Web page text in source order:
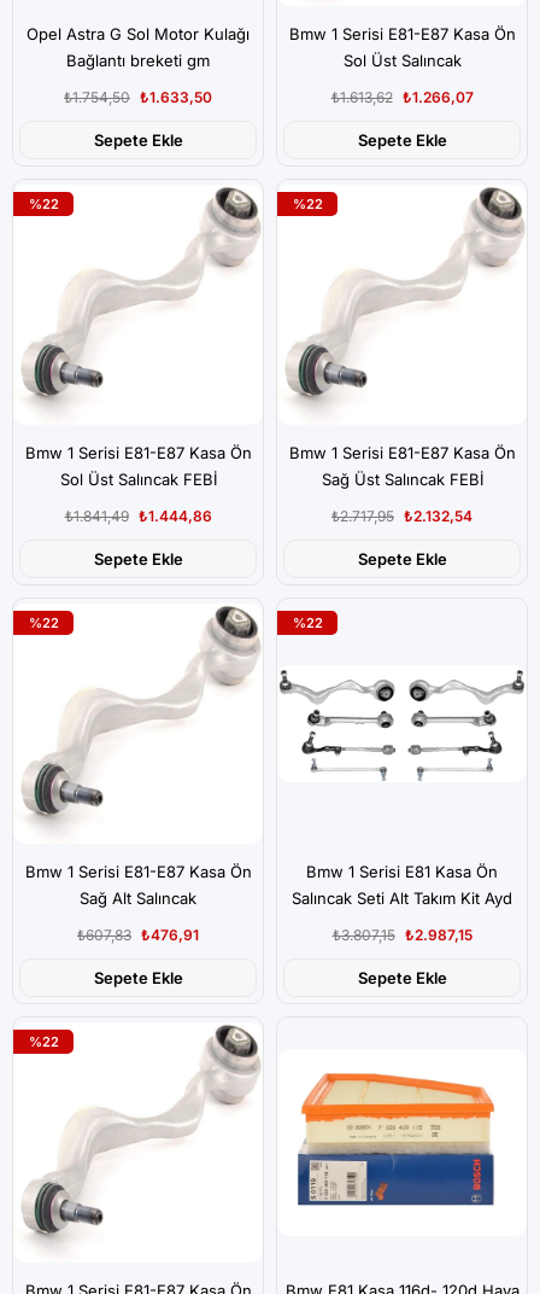
Opel Astra G Sol Motor Kulağı
Bağlantı breketi gm
₺1.633,50
₺1.754,50
Sepete Ekle
Bmw 1 Serisi E81-E87 Kasa Ön
Sol Üst Salıncak
₺1.266,07
₺1.613,62
Sepete Ekle
Bmw 1 Serisi E81-E87 Kasa Ön
Sol Üst Salıncak FEBİ
₺1.444,86
₺1.841,49
Sepete Ekle
%22
Bmw 1 Serisi E81-E87 Kasa Ön
Sağ Üst Salıncak FEBİ
₺2.132,54
₺2.717,95
Sepete Ekle
%22
Bmw 1 Serisi E81-E87 Kasa Ön
Sağ Alt Salıncak
₺476,91
₺607,83
Sepete Ekle
%22
Bmw 1 Serisi E81 Kasa Ön
Salıncak Seti Alt Takım Kit Ayd
₺2.987,15
₺3.807,15
Sepete Ekle
%22
%22